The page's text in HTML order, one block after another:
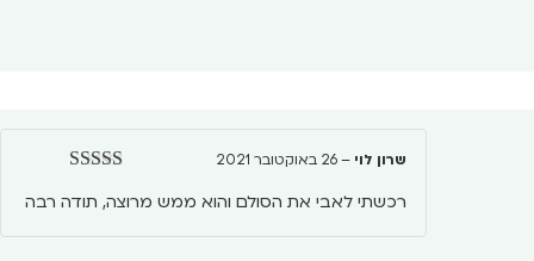
שרון לוי –26 באוקטובר 2021
רכשתי לאבי את הסולם והוא ממש מרוצה, תודה רבה